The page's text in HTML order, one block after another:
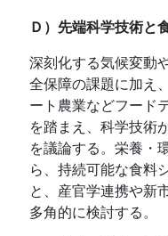
Ｄ）先端科学技術と
深刻化する気候変動
全保障の課題に加え
ート農業などフード
を踏まえ、科学技術
を議論する。栄養・
ら、持続可能な食料
と、産官学連携や新
多角的に検討する。